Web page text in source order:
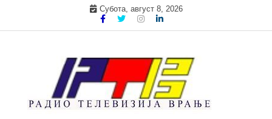
Субота, август 8, 2026